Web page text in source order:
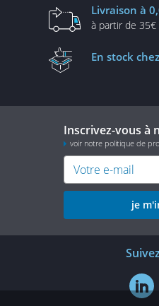
Livraison à
à partir de 35€
En stock
Inscrivez-vous à
voir notre politique de
je
